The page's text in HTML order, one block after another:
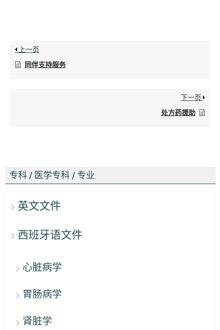
专科 / 医学专科 / 专业
英文文件
西班牙语文件
心脏病学
胃肠病学
肾脏学
上一页
同伴支持服务
下一页
处方药援助